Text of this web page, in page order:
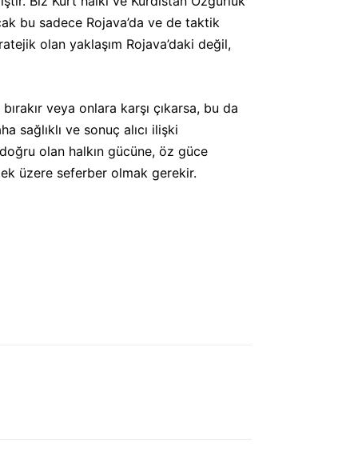
bu sadece Rojava’da ve de taktik
olan yaklaşım Rojava’daki değil,
veya onlara karşı çıkarsa, bu da
sağlıklı ve sonuç alıcı ilişki
olan halkın gücüne, öz güce
üzere seferber olmak gerekir.